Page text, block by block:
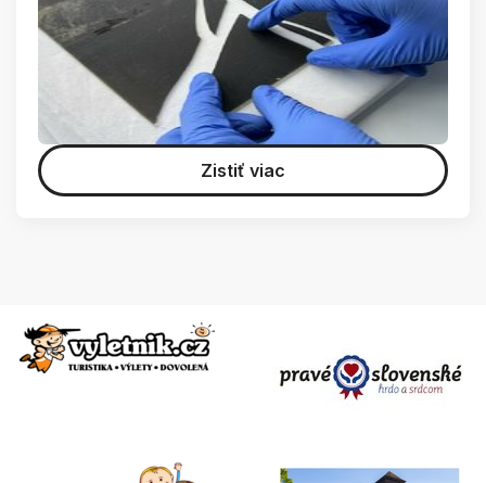
Zistiť viac